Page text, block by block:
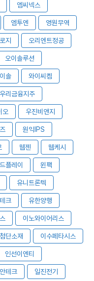
엠씨넥스
엠투엔 영원무역
지 오리엔트정공
오이솔루션
솔 와이씨켐
우리금융지주
오 우진비앤지
원익IPS
웹젠 웹케시
플레이 윈팩
유니트론텍
크 유한양행
이노와이어리스
단소재 이수페타시스
인선이엔티
테크 일진전기